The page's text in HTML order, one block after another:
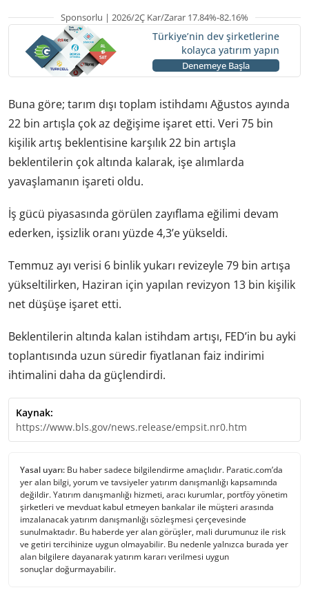
Sponsorlu | 2026/2Ç Kar/Zarar 17.84%-82.16%
Türkiye’nin dev şirketlerine
kolayca yatırım yapın
Denemeye Başla
Buna göre; tarım dışı toplam istihdamı Ağustos ayında
22 bin artışla çok az değişime işaret etti. Veri 75 bin
kişilik artış beklentisine karşılık 22 bin artışla
beklentilerin çok altında kalarak, işe alımlarda
yavaşlamanın işareti oldu.
İş gücü piyasasında görülen zayıflama eğilimi devam
ederken, işsizlik oranı yüzde 4,3’e yükseldi.
Temmuz ayı verisi 6 binlik yukarı revizeyle 79 bin artışa
yükseltilirken, Haziran için yapılan revizyon 13 bin kişilik
net düşüşe işaret etti.
Beklentilerin altında kalan istihdam artışı, FED’in bu ayki
toplantısında uzun süredir fiyatlanan faiz indirimi
ihtimalini daha da güçlendirdi.
Kaynak:
https://www.bls.gov/news.release/empsit.nr0.htm
Yasal uyarı: Bu haber sadece bilgilendirme amaçlıdır. Paratic.com’da
yer alan bilgi, yorum ve tavsiyeler yatırım danışmanlığı kapsamında
değildir. Yatırım danışmanlığı hizmeti, aracı kurumlar, portföy yönetim
şirketleri ve mevduat kabul etmeyen bankalar ile müşteri arasında
imzalanacak yatırım danışmanlığı sözleşmesi çerçevesinde
sunulmaktadır. Bu haberde yer alan görüşler, mali durumunuz ile risk
ve getiri tercihinize uygun olmayabilir. Bu nedenle yalnızca burada yer
alan bilgilere dayanarak yatırım kararı verilmesi uygun
sonuçlar doğurmayabilir.